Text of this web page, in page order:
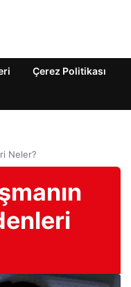
Çerez Politikası
Neler?